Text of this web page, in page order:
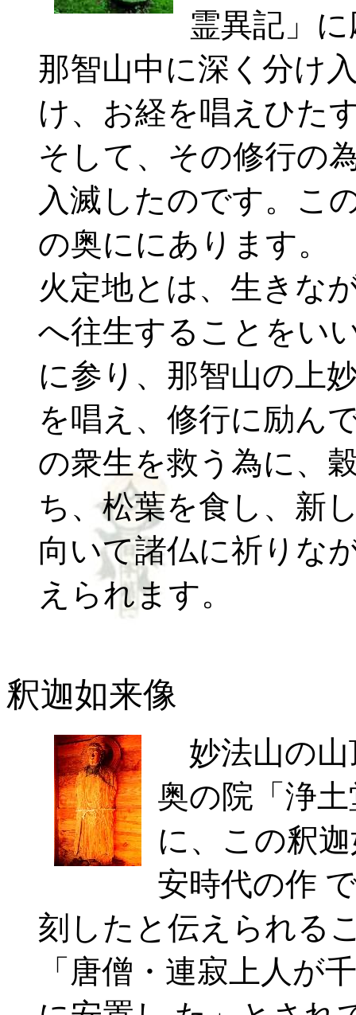
霊異記」
那智山中に深く分け
け、お経を唱えひた
そして、その修行の
入滅したのです。こ
の奥ににあります。
火定地とは、生きな
へ往生することをい
に参り、那智山の上
を唱え、修行に励ん
の衆生を救う為に、
ち、松葉を食し、新
向いて諸仏に祈りな
えられます。
釈迦如来像
妙法山の山
奥の院「浄
に、この釈
安時代の作
刻したと伝えられる
「唐僧・連寂上人が